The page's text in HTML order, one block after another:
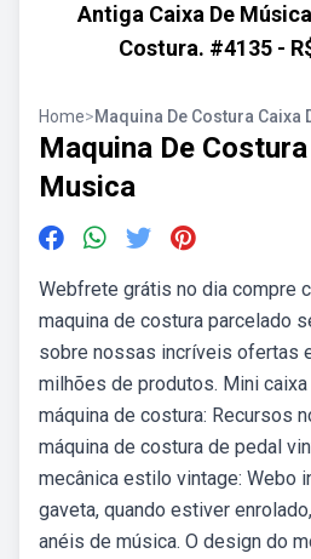
Antiga Caixa De
Costura. #4135 -
Home>Maquina De Costura Caixa
Maquina De
Musica
Webfrete grátis no dia compre
maquina de costura parcelado
sobre nossas incríveis ofertas
milhões de produtos. Mini
máquina de costura: Recursos
máquina de costura de pedal
mecânica estilo vintage: Webo
gaveta, quando estiver
anéis de música. O design do